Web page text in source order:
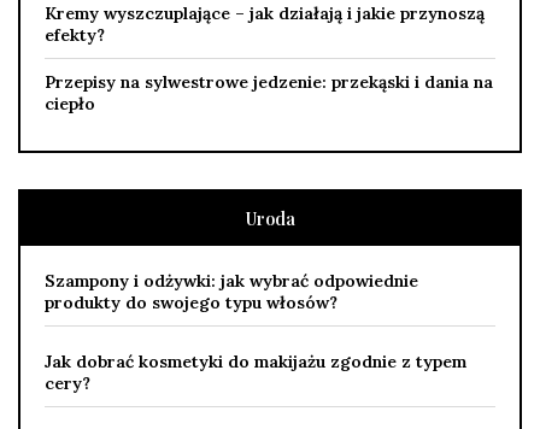
Kremy wyszczuplające – jak działają i jakie przynoszą
efekty?
Przepisy na sylwestrowe jedzenie: przekąski i dania na
ciepło
Uroda
Szampony i odżywki: jak wybrać odpowiednie
produkty do swojego typu włosów?
Jak dobrać kosmetyki do makijażu zgodnie z typem
cery?